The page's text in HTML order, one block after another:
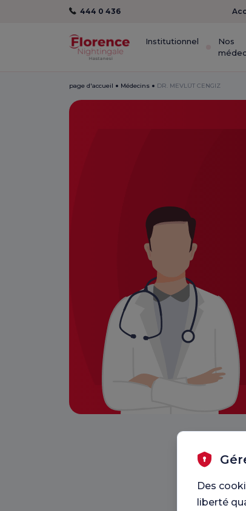
444 0 436
Institutionnel
Nos
page d'accueil Médecins DR. MEVLÜT CENGIZ
Des
liberté